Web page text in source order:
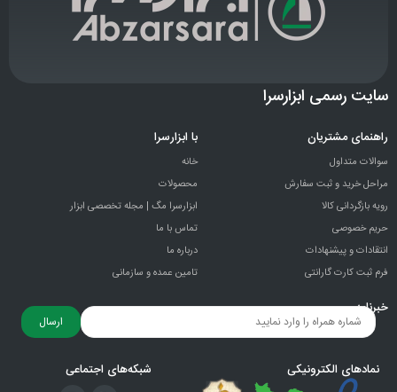
سایت رسمی ابزارسرا
راهنمای مشتریان
سوالات متداول
مراحل خرید و ثبت سفارش
رویه بازگردانی کالا
حریم خصوصی
انتقادات و پيشنهادات
فرم ثبت کارت گارانتی
با ابزارسرا
خانه
محصولات
ابزارسرا مگ | مجله تخصصی ابزار
تماس با ما
درباره ما
تامین عمده و سازمانی
خبرنامه
ارسال
نمادهای الکترونیکی شبکه‌های اجتماعی